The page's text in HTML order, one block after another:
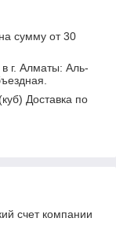
сумму от 30
г. Алматы: Аль-
Доставка по
счет компании